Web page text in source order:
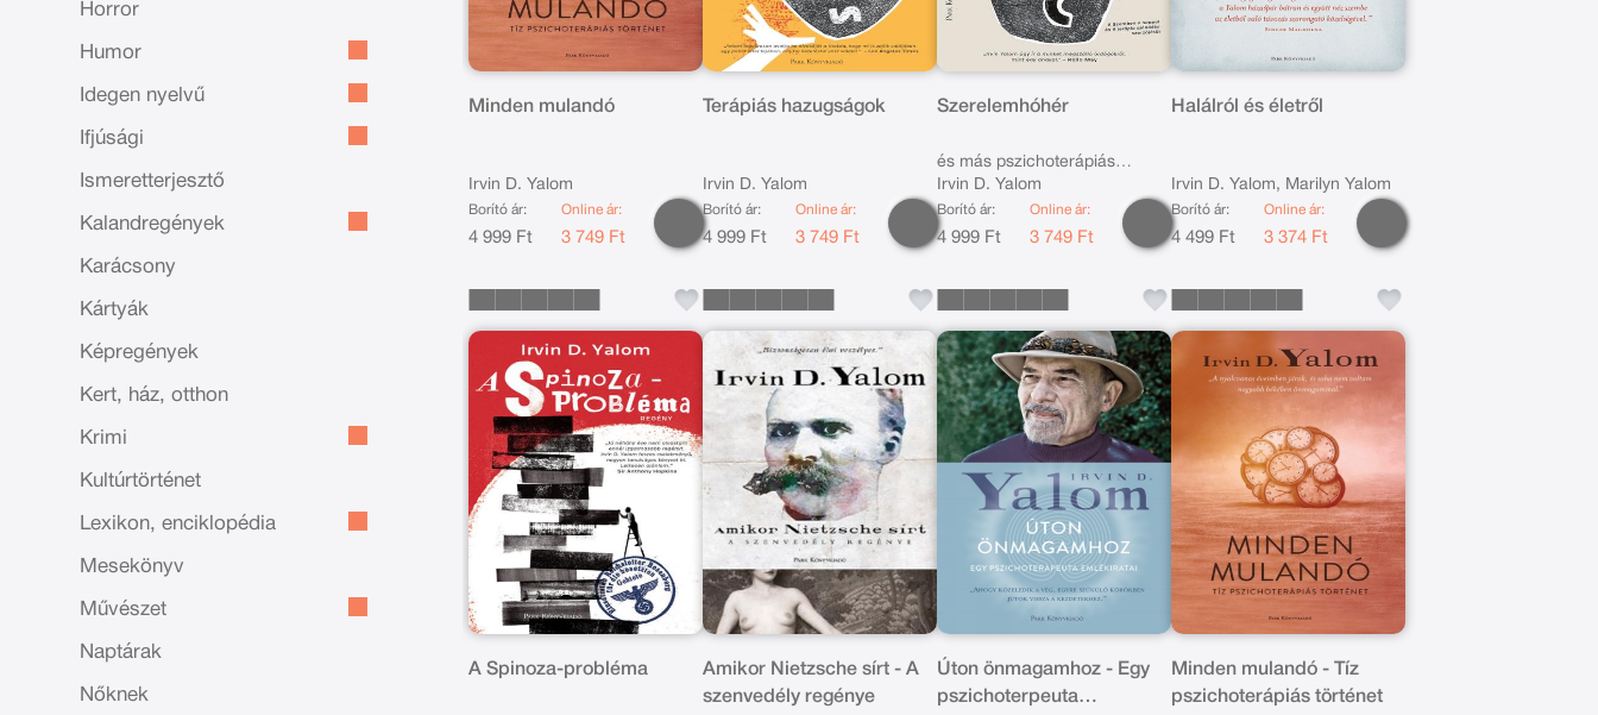
Horror
Humor
Idegen nyelvű
Ifjúsági
Ismeretterjesztő
Kalandregények
Karácsony
Kártyák
Képregények
Kert, ház, otthon
Krimi
Kultúrtörténet
Lexikon, enciklopédia
Mesekönyv
Művészet
Naptárak
Nőknek
Minden mulandó
Irvin D. Yalom
Borító ár:
4 999 Ft
Online ár:
3 749 Ft
Terápiás hazugságok
Irvin D. Yalom
Borító ár:
4 999 Ft
Online ár:
3 749 Ft
Szerelemhóhér
és más pszichoterápiás
történetek
Irvin D. Yalom
Borító ár:
4 999 Ft
Online ár:
3 749 Ft
Halálról és életről
Irvin D. Yalom, Marilyn Yalom
Borító ár:
4 499 Ft
Online ár:
3 374 Ft
A Spinoza-probléma
Amikor Nietzsche sírt - A
szenvedély regénye
Úton önmagamhoz - Egy
pszichoterpeuta
Minden mulandó - Tíz
pszichoterápiás történet